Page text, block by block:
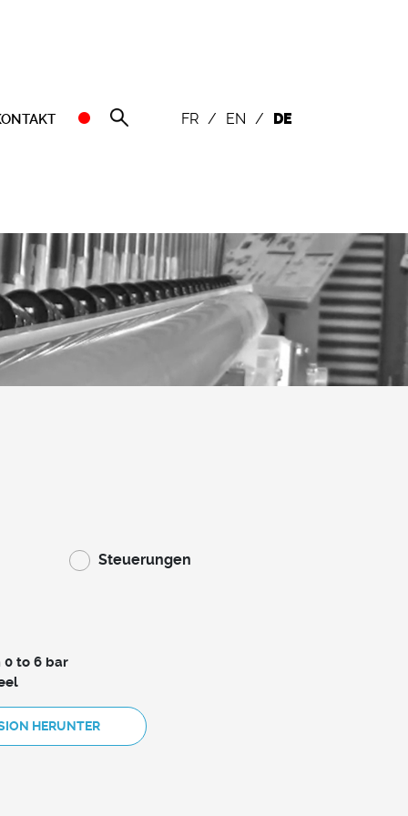
FR / EN / DE
Steuerungen
0 to 6 bar
HERUNTER